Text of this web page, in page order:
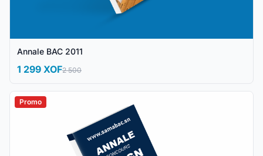
Annale BAC 2011
1 299 XOF2 500
Promo